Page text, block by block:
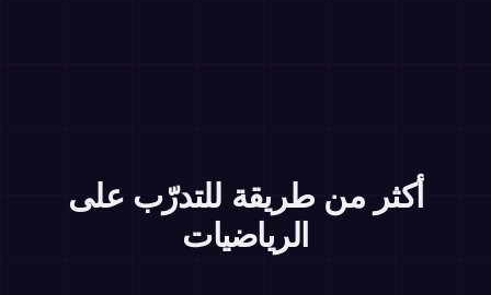
أكثر من طريقة للتدرّب على
الرياضيات